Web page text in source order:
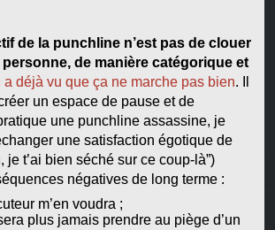
de la punchline n’est pas de clouer
personne, de manière catégorique et
a déjà vu que ça ne marche pas bien. Il
un espace de pause et de
une punchline assassine, je
une satisfaction égotique de
je t’ai bien séché sur ce coup-là”)
négatives de long terme :
m’en voudra ;
plus jamais prendre au piège d’un